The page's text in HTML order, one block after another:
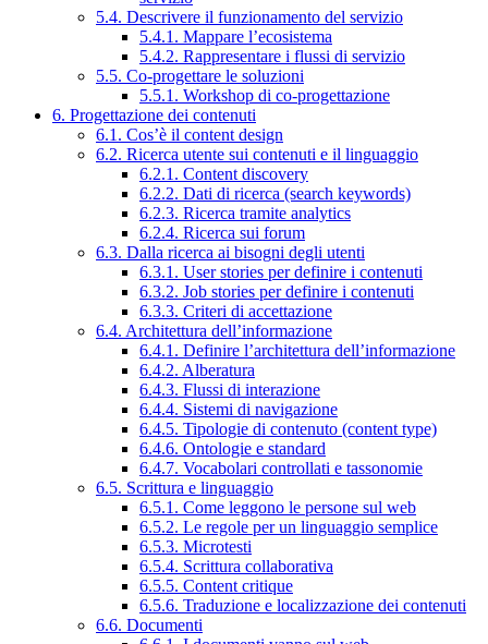
5.4. Descrivere il funzionamento del servizio
5.4.1. Mappare l’ecosistema
5.4.2. Rappresentare i flussi di servizio
5.5. Co-progettare le soluzioni
5.5.1. Workshop di co-progettazione
6. Progettazione dei contenuti
6.1. Cos’è il content design
6.2. Ricerca utente sui contenuti e il linguaggio
6.2.1. Content discovery
6.2.2. Dati di ricerca (search keywords)
6.2.3. Ricerca tramite analytics
6.2.4. Ricerca sui forum
6.3. Dalla ricerca ai bisogni degli utenti
6.3.1. User stories per definire i contenuti
6.3.2. Job stories per definire i contenuti
6.3.3. Criteri di accettazione
6.4. Architettura dell’informazione
6.4.1. Definire l’architettura dell’informazione
6.4.2. Alberatura
6.4.3. Flussi di interazione
6.4.4. Sistemi di navigazione
6.4.5. Tipologie di contenuto (content type)
6.4.6. Ontologie e standard
6.4.7. Vocabolari controllati e tassonomie
6.5. Scrittura e linguaggio
6.5.1. Come leggono le persone sul web
6.5.2. Le regole per un linguaggio semplice
6.5.3. Microtesti
6.5.4. Scrittura collaborativa
6.5.5. Content critique
6.5.6. Traduzione e localizzazione dei contenuti
6.6. Documenti